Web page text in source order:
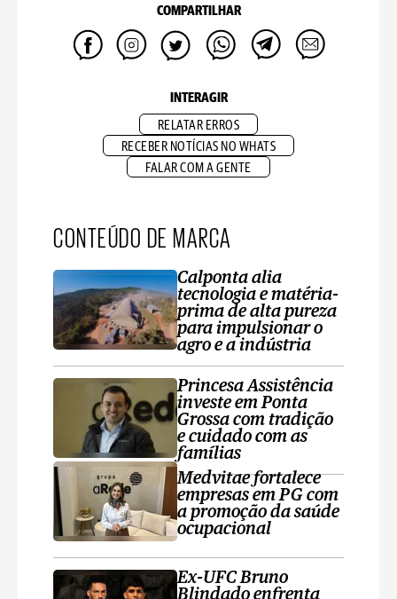
COMPARTILHAR
INTERAGIR
RELATAR ERROS
RECEBER NOTÍCIAS NO WHATS
FALAR COM A GENTE
CONTEÚDO DE MARCA
Calponta alia
tecnologia e matéria-
prima de alta pureza
para impulsionar o
agro e a indústria
Princesa Assistência
investe em Ponta
Grossa com tradição
e cuidado com as
famílias
Medvitae fortalece
empresas em PG com
a promoção da saúde
ocupacional
Ex-UFC Bruno
Blindado enfrenta